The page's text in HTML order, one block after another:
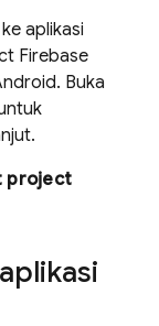
aplikasi
Firebase
Buka
project